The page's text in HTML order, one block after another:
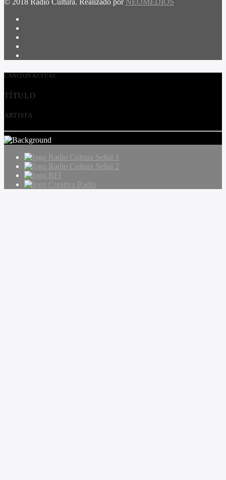
© 2018 Radio Cultura. Realizado por NEOMEDIOS
CANCIÓN ACTUAL
TÍTULO
ARTISTA
Radio Cultura Señal 1
Radio Cultura Señal 2
RFI
Creativa Radio